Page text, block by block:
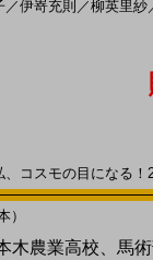
／伊嵜充則 ／柳英里紗
コスモの目になる
）
木農業高校、馬